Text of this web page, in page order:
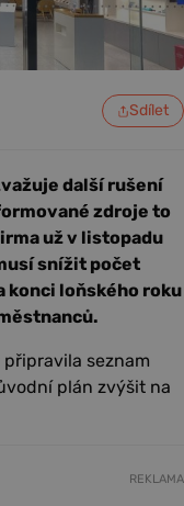
Sdílet
další rušení
zdroje to
už v listopadu
snížit počet
konci loňského roku
seznam
plán zvýšit na
REKLAMA